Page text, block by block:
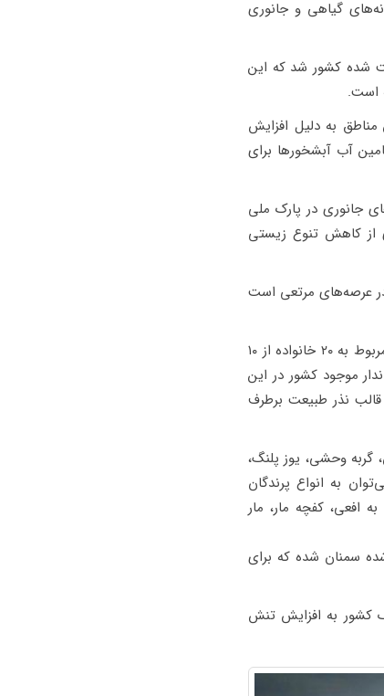
گیاهی و جانوری
حفاظت شده کشور شد که این
است.
مسیرهای آبی این مناطق به دلیل افزایش
آب آبشخورها برای
جانوری در پارک ملی
از کاهش تنوع زیستی
عرصه‌های مرتعی است
در مناطق حفاظت شده توران، پرور و پارک ملی کویر حفاظت شده پرور ۱۱۰ گونه پستاندار در قالب ۶۰ جنس مربوط به ۲۰ خانواده از ۱۰
پستاندار موجود کشور در این
نذر طبیعت برطرف
وحشی، یوز پلنگ،
به انواع پرندگان
افعی، کفچه مار، مار
حفاظت شده سمنان شده که برای
کشور به افزایش تنش